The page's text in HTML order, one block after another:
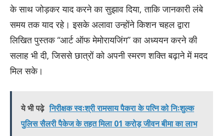
के साथ जोड़कर याद करने का सुझाव दिया, ताकि जानकारी लंबे
समय तक याद रहे। इसके अलावा उन्होंने किशन चहल द्वारा
लिखित पुस्तक “आर्ट ऑफ मेमोरायजिंग” का अध्ययन करने की
सलाह भी दी, जिससे छात्रों को अपनी स्मरण शक्ति बढ़ाने में मदद
मिल सके।
ये भी पढ़े निरीक्षक स्वःश्री रामसाय पैकरा के पत्नि को निःशुल्क
पुलिस सैलरी पैकेज के तहत मिला 01 करोड़ जीवन बीमा का लाभ